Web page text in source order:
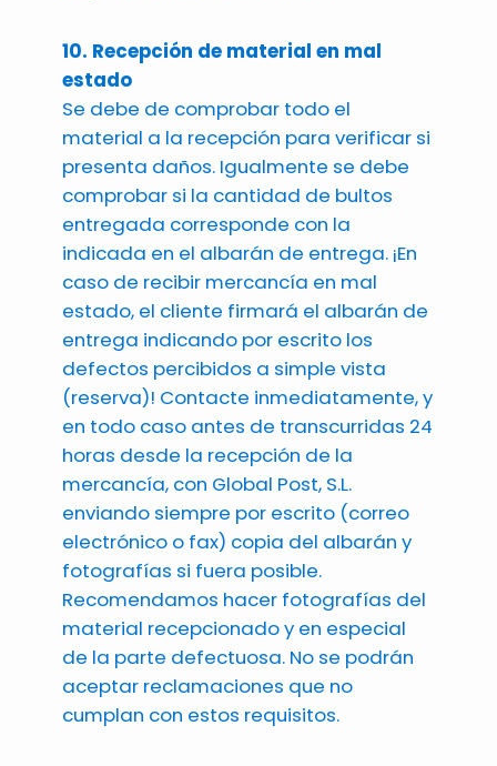
10. Recepción de material en mal
estado
Se debe de comprobar todo el
material a la recepción para verificar si
presenta daños. Igualmente se debe
comprobar si la cantidad de bultos
entregada corresponde con la
indicada en el albarán de entrega. ¡En
caso de recibir mercancía en mal
estado, el cliente firmará el albarán de
entrega indicando por escrito los
defectos percibidos a simple vista
(reserva)! Contacte inmediatamente, y
en todo caso antes de transcurridas 24
horas desde la recepción de la
mercancía, con Global Post, S.L.
enviando siempre por escrito (correo
electrónico o fax) copia del albarán y
fotografías si fuera posible.
Recomendamos hacer fotografías del
material recepcionado y en especial
de la parte defectuosa. No se podrán
aceptar reclamaciones que no
cumplan con estos requisitos.